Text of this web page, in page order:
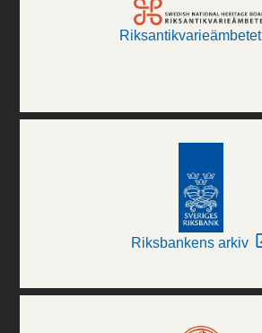
Riksantikvarieämbetet
Riksbankens arkiv